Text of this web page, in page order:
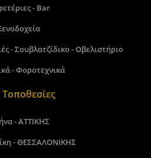
- Bar
- Σουβλατζίδικο - Οβελιστήριο
- Φοροτεχνικά
- ΑΤΤΙΚΗΣ
- ΘΕΣΣΑΛΟΝΙΚΗΣ